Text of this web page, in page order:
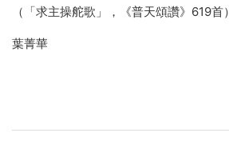
（「求主操舵歌」，《普天頌讚》619首）
葉菁華